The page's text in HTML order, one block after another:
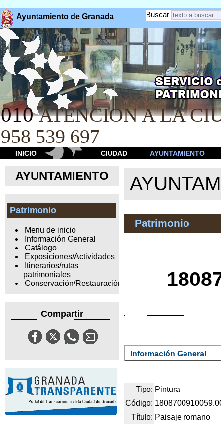
Ayuntamiento de Granada Buscar
010 ATENCION A LA
958 539 697
INICIO CIUDAD AYUNTAMIENTO
AYUNTAMIENTO
Patrimonio
Menu de inicio
Información General
Catálogo
Exposiciones/Actividades
Itinerarios/rutas
patrimoniales
Conservación/Restauración
Compartir
Patrimonio
Información General
Tipo: Pintura
Código:
Título: Paisaje romano